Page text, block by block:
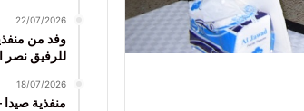
22/07/2026
وفد من
للرفيق نصر
18/07/2026
منفذية